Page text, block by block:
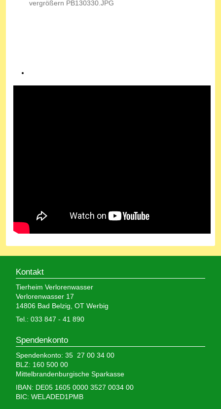
Kontakt
Tierheim Verlorenwasser
Verlorenwasser 17
14806 Bad Belzig, OT Werbig
Tel.: 033 847 - 41 890
Spendenkonto
Spendenkonto: 35 27 00 34 00
BLZ: 160 500 00
Mittelbrandenburgische Sparkasse
IBAN: DE05 1605 0000 3527 0034 00
BIC: WELADED1PMB